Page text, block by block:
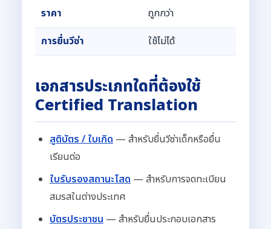
ราคา
ถูกกว่า
การยื่นวีซ่า
ใช้ไม่ได้
เอกสารประเภทใดที่ต้องใช้
Certified Translation
สูติบัตร / ใบเกิด — สำหรับยื่นวีซ่าเด็กหรือยื่น
เรียนต่อ
ใบรับรองสถานะโสด — สำหรับการจดทะเบียน
สมรสในต่างประเทศ
บัตรประชาชน — สำหรับยื่นประกอบเอกสาร